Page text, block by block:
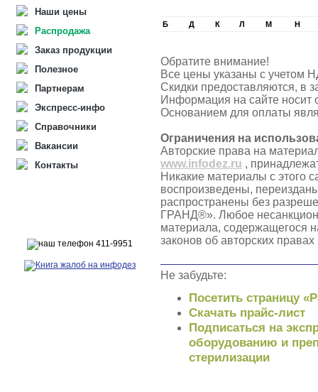
Наши цены
Распродажа
Заказ продукции
Полезное
Партнерам
Экспресс-инфо
Справочники
Вакансии
Контакты
Б Д К Л М Н
Обратите внимание!
Все цены указаны с учетом
Скидки предоставляются, в
Информация на сайте носит
Основанием для оплаты
Ограничения на
Авторские права на
www.infodez.ru ,
Никакие материалы с этого
воспроизведены,
распространены без
ГРАНД®». Любое
материала, содержащегося
законов об авторских
Не забудьте:
Посетить страницу
Скачать прайс-лист
Подписаться на
оборудованию и
стерилизации